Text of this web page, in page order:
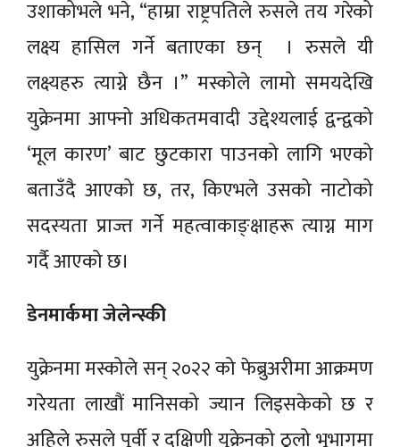
उशाकोभले भने, “हाम्रा राष्ट्रपतिले रुसले तय गरेको
लक्ष्य हासिल गर्ने बताएका छन् । रुसले यी
लक्ष्यहरु त्याग्ने छैन ।” मस्कोले लामो समयदेखि
युक्रेनमा आफ्नो अधिकतमवादी उद्देश्यलाई द्वन्द्वको
‘मूल कारण’ बाट छुटकारा पाउनको लागि भएको
बताउँदै आएको छ, तर, किएभले उसको नाटोको
सदस्यता प्राज्त गर्ने महत्वाकाङ्क्षाहरू त्याग्न माग
गर्दै आएको छ।
डेनमार्कमा जेलेन्स्की
युक्रेनमा मस्कोले सन् २०२२ को फेब्रुअरीमा आक्रमण
गरेयता लाखौं मानिसको ज्यान लिइसकेको छ र